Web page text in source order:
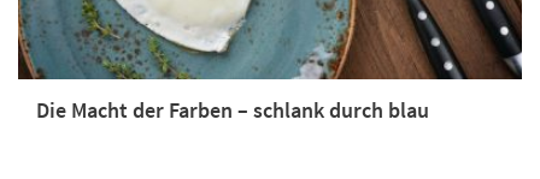
Die Macht der Farben – schlank durch blau